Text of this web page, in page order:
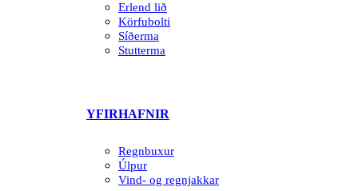
Erlend lið
Körfubolti
Síðerma
Stutterma
YFIRHAFNIR
Regnbuxur
Úlpur
Vind- og regnjakkar